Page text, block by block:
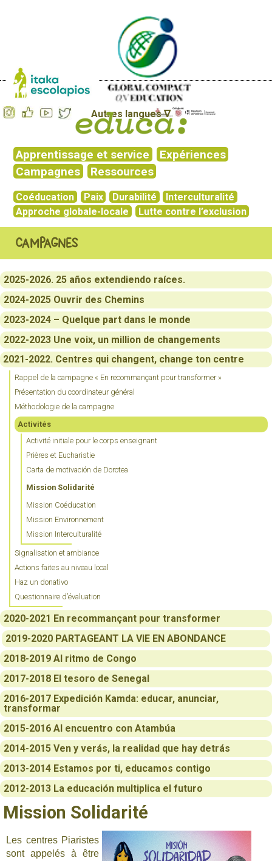
Autres langues ∇
Apprentissage et service
Expériences
Campagnes
Ressources
Coéducation Paix Durabilité
Interculturalité
Approche globale-locale
Lutte contre l’exclusion
Campagnes
2025-2026. 25 años extendiendo raíces.
2024-2025 Ouvrir des Chemins
2023-2024 – Quelque part dans le monde
2022-2023 Une voix, un million de changements
2021-2022. Centres qui changent, change ton centre
Rappel de la campagne « En recommançant pour transformer »
Présentation du coordinateur général
Méthodologie de la campagne
Activités
Activité initiale pour le corps enseignant
Prières et Eucharistie
Carta de motivación de Dorotea
Mission Solidarité
Mission Coéducation
Mission Environnement
Mission Interculturalité
Signalisation et ambiance
Actions faites au niveau local
Haz un donativo
Questionnaire d’évaluation
2020-2021 En recommançant pour transformer
2019-2020 PARTAGEANT LA VIE EN ABONDANCE
2018-2019 Al ritmo de Congo
2017-2018 El tesoro de Senegal
2016-2017 Expedición Kamda: educar, anunciar,
transformar
2015-2016 Al encuentro con Atambúa
2014-2015 Ven y verás, la realidad que hay detrás
2013-2014 Estamos por ti, educamos contigo
2012-2013 La educación multiplica el futuro
Mission Solidarité
Les centres Piaristes
sont appelés à être